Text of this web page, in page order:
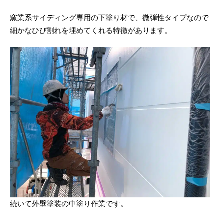
窯業系サイディング専用の下塗り材で、微弾性タイプなので
細かなひび割れを埋めてくれる特徴があります。
続いて外壁塗装の中塗り作業です。